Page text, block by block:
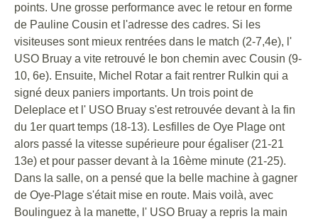
points. Une grosse performance avec le retour en forme
de Pauline Cousin et l'adresse des cadres. Si les
visiteuses sont mieux rentrées dans le match (2-7,4e), l'
USO Bruay a vite retrouvé le bon chemin avec Cousin (9-
10, 6e). Ensuite, Michel Rotar a fait rentrer Rulkin qui a
signé deux paniers importants. Un trois point de
Deleplace et l' USO Bruay s'est retrouvée devant à la fin
du 1er quart temps (18-13). Lesfilles de Oye Plage ont
alors passé la vitesse supérieure pour égaliser (21-21
13e) et pour passer devant à la 16ème minute (21-25).
Dans la salle, on a pensé que la belle machine à gagner
de Oye-Plage s'était mise en route. Mais voilà, avec
Boulinguez à la manette, l' USO Bruay a repris la main